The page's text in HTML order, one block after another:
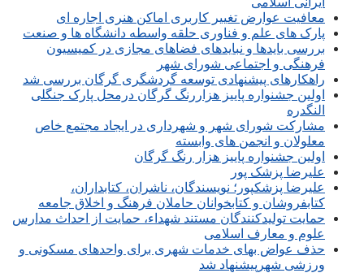
معافیت عوارض تغییر کاربری اماکن هنری اجاره ای
پارک های علم و فناوری حلقه واسطه دانشگاه ها و صنعت
بررسی بایدها و نبایدهای فضاهای مجازی در کمیسیون
فرهنگی و اجتماعی شورای شهر
راهکارهای پیشنهادی توسعه گردشگری گرگان بررسی شد
اولین جشنواره پاییز هزاررنگ گرگان درمحل پارک جنگلی
النگدره
مشارکت شورای شهر و شهرداری در ایجاد مجتمع خاص
معلولان و انجمن های وابسته
اولین جشنواره پاییز هزار رنگ گرگان
علیرضا پزشک پور
علیرضا پزشکپور؛ نویسندگان، ناشران، کتابداران،
کتابفروشان و کتابخوانان حاملان فرهنگ و اخلاق جامعه
حمایت تولیدکنندگان مستند شهداء، حمایت از احداث مدارس
علوم و معارف اسلامی
حذف عواض بهای خدمات شهری برای واحدهای مسکونی و
ورزشی شهرپیشنهاد شد